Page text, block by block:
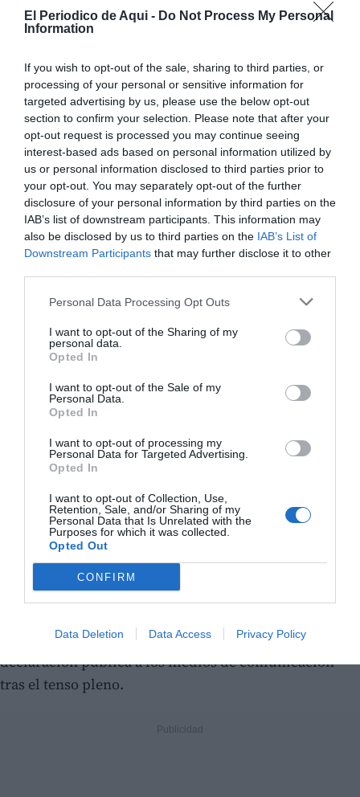
El Periodico de Aqui - Do Not Process My Personal
Information
If you wish to opt-out of the sale, sharing to third parties, or
processing of your personal or sensitive information for
targeted advertising by us, please use the below opt-out
section to confirm your selection. Please note that after your
opt-out request is processed you may continue seeing
interest-based ads based on personal information utilized by
us or personal information disclosed to third parties prior to
your opt-out. You may separately opt-out of the further
disclosure of your personal information by third parties on the
IAB’s list of downstream participants. This information may
also be disclosed by us to third parties on the IAB’s List of
Downstream Participants that may further disclose it to other
Personal Data Processing Opt Outs
I want to opt-out of the Sharing of my
personal data.
Opted In
I want to opt-out of the Sale of my
Personal Data.
Opted In
I want to opt-out of processing my
Personal Data for Targeted Advertising.
Opted In
I want to opt-out of Collection, Use,
Retention, Sale, and/or Sharing of my
Personal Data that Is Unrelated with the
Purposes for which it was collected.
Opted Out
CONFIRM
Data Deletion Data Access Privacy Policy
El detonante de la espantada del primer edil ha sido la
iniciativa de unaempresa de origen belga para
edificar un hotel en el término municipal. Lo que
comenzó como una propuesta de desarrollo ha
terminado fracturando por completo tanto a la
población como a la propia corporación local. El
conflicto llegó a su punto álgido dentro de las filas del
Partido Popular (PP), la formación del ya exalcalde,
después de que los concejales populares
Matilde Bas y
José Ignacio Barreirolanzaran un órdago y
amenazaran abiertamente con dimitir de sus cargos si
Los ediles del PP no abandonarán el acta
Finalmente, la presión interna ha surtido efecto. Ante
la inminente pérdida de sus apoyos clave y un
optó por dar un paso al lado y presentar su renuncia
irrevocable. Tras consumarse la salida del
mandatario, se ha confirmado que los dos ediles
díscolos del PP no abandonarán el acta y mantendrán
sus responsabilidades para garantizar la estabilidad
Espinosa declinó realizar cualquier tipo de
declaración pública a los medios de comunicación
tras el tenso pleno.